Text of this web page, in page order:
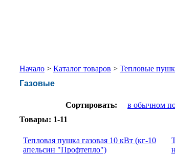
Начало > Каталог товаров > Тепловые
Газовые
Сортировать: в обычном
Товары: 1-11
Тепловая пушка газовая 10 кВт (кг-10
апельсин "Профтепло")